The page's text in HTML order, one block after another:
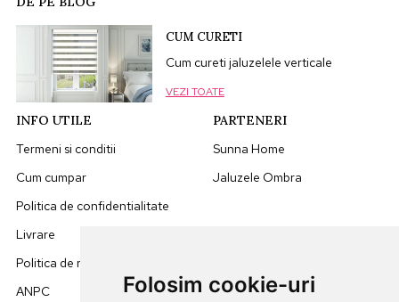
Folosim cookie-uri
CUM CURETI
Cum cureti jaluzelele verticale
VEZI TOATE
INFO UTILE
Termeni si conditii
Cum cumpar
Politica de confidentialitate
Livrare
Politica de retur
ANPC
PARTENERI
Sunna Home
Jaluzele Ombra